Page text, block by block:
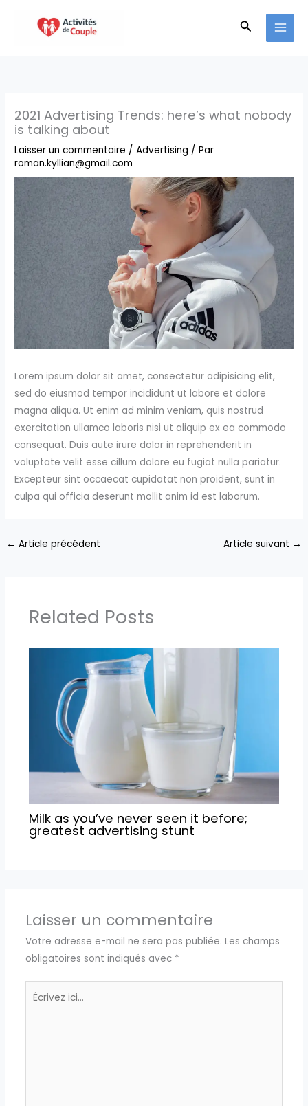
2021 Advertising Trends: here’s what nobody
is talking about
Laisser un commentaire /Advertising / Par
roman.kyllian@gmail.com
Lorem ipsum dolor sit amet, consectetur adipisicing elit,
sed do eiusmod tempor incididunt ut labore et dolore
magna aliqua. Ut enim ad minim veniam, quis nostrud
exercitation ullamco laboris nisi ut aliquip ex ea commodo
consequat. Duis aute irure dolor in reprehenderit in
voluptate velit esse cillum dolore eu fugiat nulla pariatur.
Excepteur sint occaecat cupidatat non proident, sunt in
culpa qui officia deserunt mollit anim id est laborum.
← Article précédent Article suivant →
Related Posts
Milk as you’ve never seen it before;
greatest advertising stunt
Laisser un commentaire
Votre adresse e-mail ne sera pas publiée. Les champs
obligatoires sont indiqués avec *
Écrivez